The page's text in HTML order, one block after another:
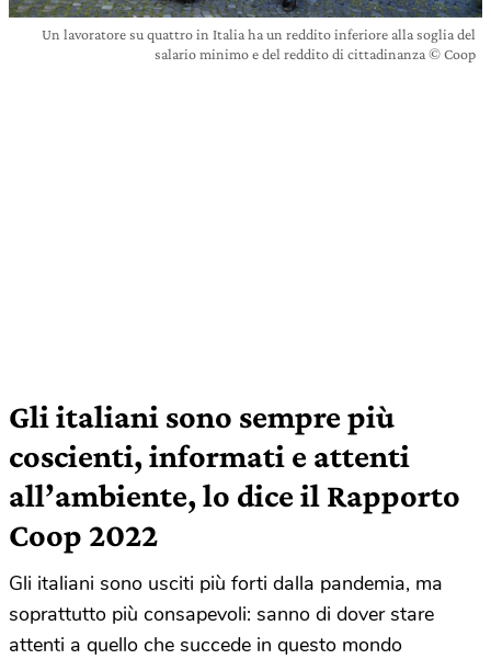
Un lavoratore su quattro in Italia ha un reddito inferiore alla soglia del
salario minimo e del reddito di cittadinanza © Coop
Gli italiani sono sempre più
coscienti, informati e attenti
all’ambiente, lo dice il Rapporto
Coop 2022
Gli italiani sono usciti più forti dalla pandemia, ma
soprattutto più consapevoli: sanno di dover stare
attenti a quello che succede in questo mondo